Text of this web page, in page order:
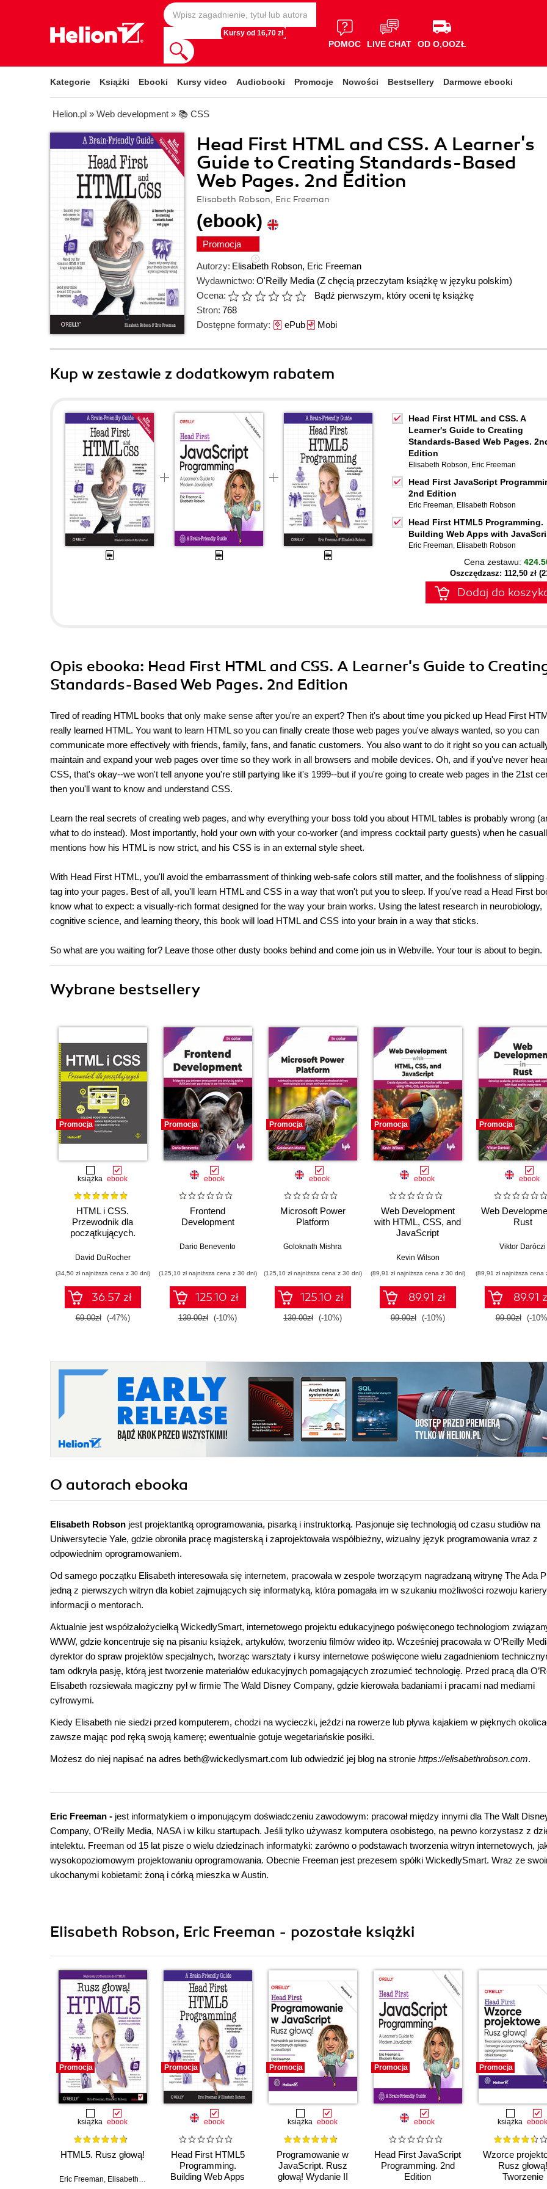
Kursy od 16,70 zł
POMOC LIVE CHAT OD O,OOZŁ
Kategorie Książki Ebooki Kursy video Audiobooki Promocje Nowości Bestsellery Darmowe ebooki
Helion.pl » Web development » 📚 CSS
Head First HTML and CSS. A Learner's
Guide to Creating Standards-Based
Web Pages. 2nd Edition
Elisabeth Robson, Eric Freeman
(ebook)
Promocja
Autorzy: Elisabeth Robson, Eric Freeman
Wydawnictwo: O'Reilly Media (Z chęcią przeczytam książkę w języku polskim)
Ocena:
Bądź pierwszym, który oceni tę książkę
Stron: 768
Dostępne formaty: ePubMobi
Kup w zestawie z dodatkowym rabatem
Head First HTML and CSS. A
Learner's Guide to Creating
Standards-Based Web Pages.
Edition
Elisabeth Robson, Eric Freeman
Head First JavaScript
2nd Edition
Eric Freeman, Elisabeth Robson
Head First HTML5 Programming.
Building Web Apps with
Eric Freeman, Elisabeth Robson
Cena zestawu:
Oszczędzasz: 112,50 zł
Dodaj do
Opis ebooka: Head First HTML and CSS. A Learner's Guide to
Standards-Based Web Pages. 2nd Edition
Tired of reading HTML books that only make sense after you're an expert? Then it's about time you picked up Head First
really learned HTML. You want to learn HTML so you can finally create those web pages you've always wanted, so you can
communicate more effectively with friends, family, fans, and fanatic customers. You also want to do it right so you can
maintain and expand your web pages over time so they work in all browsers and mobile devices. Oh, and if you've never
CSS, that's okay--we won't tell anyone you're still partying like it's 1999--but if you're going to create web pages in the 21st
then you'll want to know and understand CSS.
Learn the real secrets of creating web pages, and why everything your boss told you about HTML tables is probably wrong
what to do instead). Most importantly, hold your own with your co-worker (and impress cocktail party guests) when he
mentions how his HTML is now strict, and his CSS is in an external style sheet.
With Head First HTML, you'll avoid the embarrassment of thinking web-safe colors still matter, and the foolishness of slipping
tag into your pages. Best of all, you'll learn HTML and CSS in a way that won't put you to sleep. If you've read a Head First
know what to expect: a visually-rich format designed for the way your brain works. Using the latest research in neurobiology,
cognitive science, and learning theory, this book will load HTML and CSS into your brain in a way that sticks.
So what are you waiting for? Leave those other dusty books behind and come join us in Webville. Your tour is about to begin.
Wybrane bestsellery
Promocja
książka ebook
HTML i CSS.
Przewodnik dla
początkujących.
kodowania i
responsywnych stron
internetowych
David DuRocher
(34,50 zł najniższa cena z 30 dni)
36.57 zł
69.00zł (-47%)
Promocja
ebook
Frontend
Development
Dario Benevento
(125,10 zł najniższa cena z 30 dni)
125.10 zł
139.00zł (-10%)
Promocja
ebook
Microsoft Power
Platform
Goloknath Mishra
(125,10 zł najniższa cena z 30 dni)
125.10 zł
139.00zł (-10%)
Promocja
ebook
Web Development
with HTML, CSS, and
JavaScript
Kevin Wilson
(89,91 zł najniższa cena z 30 dni)
89.91 zł
99.90zł (-10%)
Promocja
ebook
Web
Rust
Viktor Daróczi
(89,91 zł najniższa cena
89.91
99.90zł (-
O autorach ebooka
Elisabeth Robson jest projektantką oprogramowania, pisarką i instruktorką. Pasjonuje się technologią od czasu studiów na
Uniwersytecie Yale, gdzie obroniła pracę magisterską i zaprojektowała współbieżny, wizualny język programowania wraz z
odpowiednim oprogramowaniem.
Od samego początku Elisabeth interesowała się internetem, pracowała w zespole tworzącym nagradzaną witrynę The Ada
jedną z pierwszych witryn dla kobiet zajmujących się informatyką, która pomagała im w szukaniu możliwości rozwoju
informacji o mentorach.
Aktualnie jest współzałożycielką WickedlySmart, internetowego projektu edukacyjnego poświęconego technologiom
WWW, gdzie koncentruje się na pisaniu książek, artykułów, tworzeniu filmów wideo itp. Wcześniej pracowała w O’Reilly
dyrektor do spraw projektów specjalnych, tworząc warsztaty i kursy internetowe poświęcone wielu zagadnieniom
tam odkryła pasję, którą jest tworzenie materiałów edukacyjnych pomagających zrozumieć technologię. Przed pracą dla
Elisabeth rozsiewała magiczny pył w firmie The Wald Disney Company, gdzie kierowała badaniami i pracami nad mediami
cyfrowymi.
Kiedy Elisabeth nie siedzi przed komputerem, chodzi na wycieczki, jeździ na rowerze lub pływa kajakiem w pięknych
zawsze mając pod ręką swoją kamerę; ewentualnie gotuje wegetariańskie posiłki.
Możesz do niej napisać na adres beth@wickedlysmart.com lub odwiedzić jej blog na stronie https://elisabethrobson.com.
Eric Freeman - jest informatykiem o imponującym doświadczeniu zawodowym: pracował między innymi dla The Walt
Company, O’Reilly Media, NASA i w kilku startupach. Jeśli tylko używasz komputera osobistego, na pewno korzystasz z
intelektu. Freeman od 15 lat pisze o wielu dziedzinach informatyki: zarówno o podstawach tworzenia witryn internetowych,
wysokopoziomowym projektowaniu oprogramowania. Obecnie Freeman jest prezesem spółki WickedlySmart. Wraz ze
ukochanymi kobietami: żoną i córką mieszka w Austin.
Elisabeth Robson, Eric Freeman - pozostałe książki
Promocja
książka ebook
HTML5. Rusz głową!
Eric Freeman Elisabeth Robson
Promocja
ebook
Head First HTML5
Programming.
Building Web Apps
Promocja
książka ebook
Programowanie w
JavaScript. Rusz
głową! Wydanie II
Promocja
ebook
Head First JavaScript
Programming. 2nd
Edition
Promocja
książka ebook
Wzorce
Rusz głową!
Tworzenie